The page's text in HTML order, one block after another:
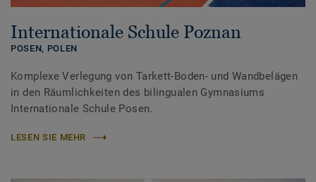
Internationale Schule Poznan
POSEN, POLEN
Komplexe Verlegung von Tarkett-Boden- und Wandbelägen
in den Räumlichkeiten des bilingualen Gymnasiums
Internationale Schule Posen.
LESEN SIE MEHR